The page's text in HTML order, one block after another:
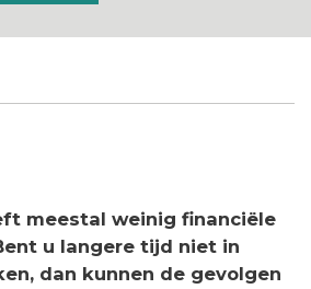
meestal weinig financiële
u langere tijd niet in
dan kunnen de gevolgen